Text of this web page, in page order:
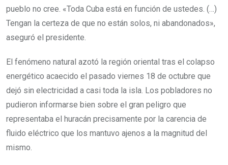
pueblo no cree. «Toda Cuba está en función de ustedes. (…)
Tengan la certeza de que no están solos, ni abandonados»,
aseguró el presidente.
El fenómeno natural azotó la región oriental tras el colapso
energético acaecido el pasado viernes 18 de octubre que
dejó sin electricidad a casi toda la isla. Los pobladores no
pudieron informarse bien sobre el gran peligro que
representaba el huracán precisamente por la carencia de
fluido eléctrico que los mantuvo ajenos a la magnitud del
mismo.